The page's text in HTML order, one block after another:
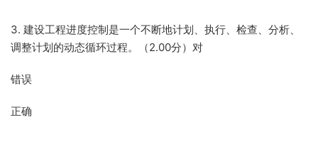
3. 建设工程进度控制是一个不断地计划、执行、检查、分析、
调整计划的动态循环过程。（2.00分）对
错误
正确